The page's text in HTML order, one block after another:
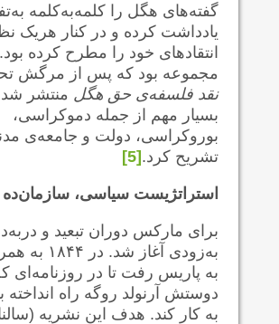
گفته‌های هگل را کلمه‌به‌کلمه
یادداشت کرده و در کنار هریک
انتقادهای خود را مطرح‌ کرده
مجموعه بود که پس از مرگش
نقد فلسفه‌ی حق هگل منتشر
بسیار مهم از جمله دموکراسی،
بوروکراسی، دولت و جامعه‌ی
تشریح کرد.[5]
استراتژیست سیاسی، سازمان‌ده
برای مارکس دوران تبعید و
به‌زودی آغاز شد.
به پاریس رفت تا در روزنامه‌ای
دوستش آرنولد روگه راه
به کار کند. هدف این نشریه